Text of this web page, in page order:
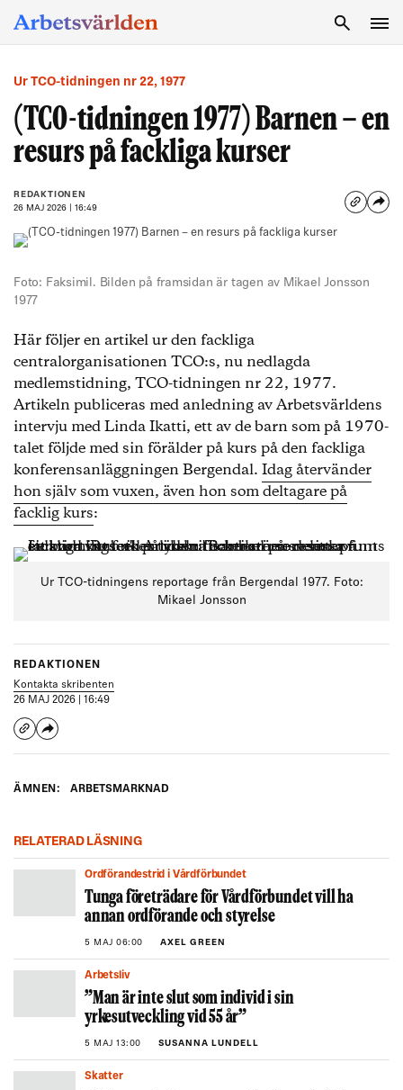
Ur TCO-tidningen nr 22, 1977
(TCO-tidningen 1977) Barnen – en
resurs på fackliga kurser
REDAKTIONEN
26 MAJ 2026 | 16:49
Foto: Faksimil. Bilden på framsidan är tagen av Mikael Jonsson
1977
Här följer en artikel ur den fackliga
centralorganisationen TCO:s, nu nedlagda
medlemstidning, TCO-tidningen nr 22, 1977.
Artikeln publiceras med anledning av Arbetsvärldens
intervju med Linda Ikatti, ett av de barn som på 1970-
talet följde med sin förälder på kurs på den fackliga
konferensanläggningen Bergendal. Idag återvänder
hon själv som vuxen, även hon som deltagare på
facklig kurs:
Ur TCO-tidningens reportage från Bergendal 1977. Foto:
Mikael Jonsson
REDAKTIONEN
Kontakta skribenten
26 MAJ 2026 | 16:49
ÄMNEN: ARBETSMARKNAD
RELATERAD LÄSNING
Ordförandestrid i Vårdförbundet
Tunga företrädare för Vårdförbundet vill ha
annan ordförande och styrelse
5 MAJ 06:00 AXEL GREEN
Arbetsliv
”Man är inte slut som individ i sin
yrkesutveckling vid 55 år”
5 MAJ 13:00 SUSANNA LUNDELL
Skatter